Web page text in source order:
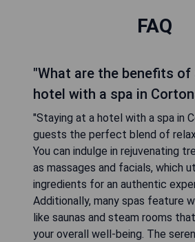
FAQ
"What are the benefits
hotel with a spa in
"Staying at a hotel with a spa in
guests the perfect blend of
You can indulge in rejuvenating
as massages and facials, which
ingredients for an authentic
Additionally, many spas feature
like saunas and steam rooms
your overall well-being. The